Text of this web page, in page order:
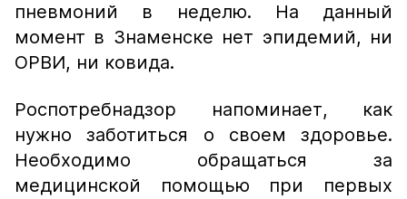
пневмоний в неделю. На данный
момент в Знаменске нет эпидемий, ни
ОРВИ, ни ковида.
Роспотребнадзор напоминает, как
нужно заботиться о своем здоровье.
Необходимо обращаться за
медицинской помощью при первых